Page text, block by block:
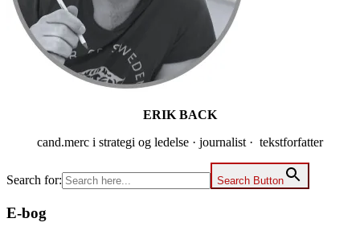
ERIK BACK
cand.merc i strategi og ledelse · journalist · tekstforfatter
Search for: Search Button
E-bog